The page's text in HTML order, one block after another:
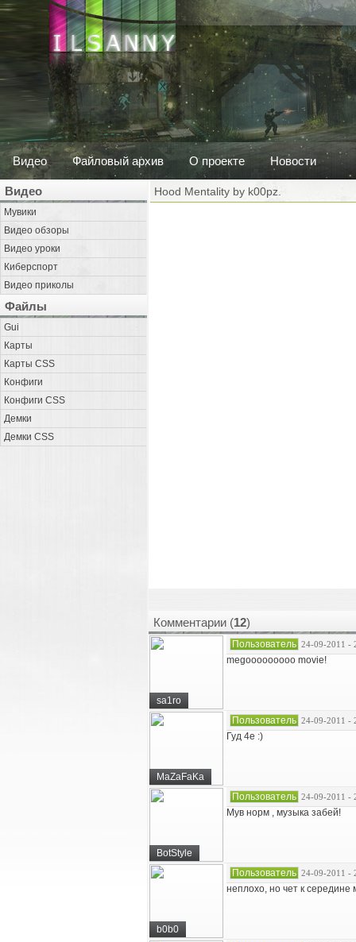
Видео Файловый архив О проекте Новости
Видео
Мувики
Видео обзоры
Видео уроки
Киберспорт
Видео приколы
Файлы
Gui
Карты
Карты CSS
Конфиги
Конфиги CSS
Демки
Демки CSS
Hood Mentality by k00pz.
Комментарии (12)
sa1ro
Пользователь 24-09-2011 -
megooooooooo movie!
MaZaFaKa
Пользователь 24-09-2011 -
Гуд 4е :)
BotStyle
Пользователь 24-09-2011 -
Мув норм , музыка забей!
b0b0
Пользователь 24-09-2011 -
неплохо, но чет к середине